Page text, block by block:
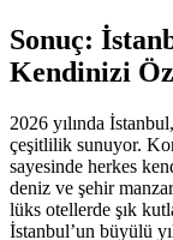
Sonuç:
Kendinizi
2026 yılında
çeşitlilik sunuyor.
sayesinde herkes
deniz ve şehir
lüks otellerde şık
İstanbul’un büyülü